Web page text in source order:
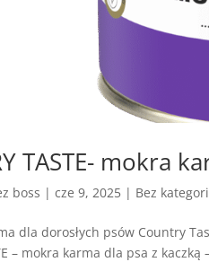
TASTE- mokra
boss |cze 9, 2025 | Bez
dla dorosłych psów Country
– mokra karma dla psa z